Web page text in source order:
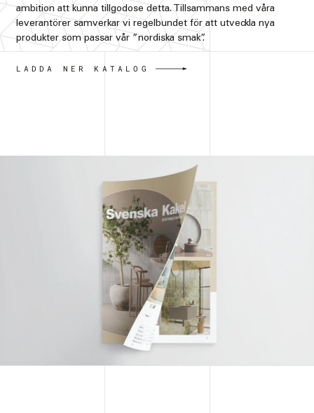
ambition att kunna tillgodose detta. Tillsammans med våra
leverantörer samverkar vi regelbundet för att utveckla nya
produkter som passar vår ”nordiska smak”.
LADDA NER KATALOG